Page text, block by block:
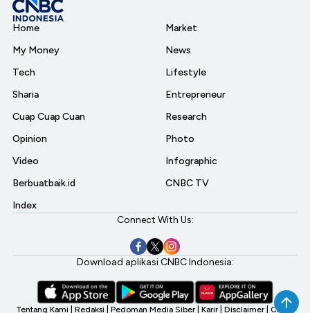
Home
My Money
Tech
Sharia
Cuap Cuap Cuan
Opinion
Video
Berbuatbaik.id
Index
Market
News
Lifestyle
Entrepreneur
Research
Photo
Infographic
CNBC TV
Connect With Us:
Download aplikasi CNBC Indonesia:
Tentang Kami Redaksi Pedoman Media Siber Karir Disclaimer CNBC